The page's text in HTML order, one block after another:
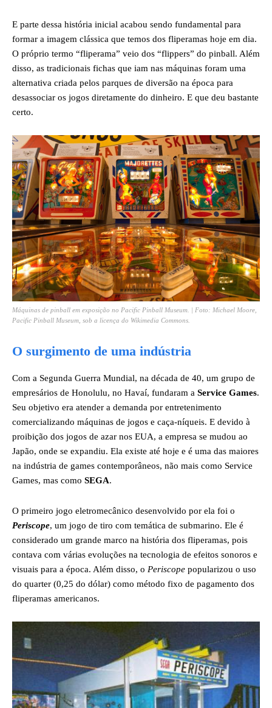
E parte dessa história inicial acabou sendo fundamental para
formar a imagem clássica que temos dos fliperamas hoje em dia.
O próprio termo “fliperama” veio dos “flippers” do pinball. Além
disso, as tradicionais fichas que iam nas máquinas foram uma
alternativa criada pelos parques de diversão na época para
desassociar os jogos diretamente do dinheiro. E que deu bastante
certo.
Máquinas de pinball em exposição no Pacific Pinball Museum. | Foto: Michael Moore,
Pacific Pinball Museum, sob a licença do Wikimedia Commons.
O surgimento de uma indústria
Com a Segunda Guerra Mundial, na década de 40, um grupo de
empresários de Honolulu, no Havaí, fundaram a Service Games.
Seu objetivo era atender a demanda por entretenimento
comercializando máquinas de jogos e caça-níqueis. E devido à
proibição dos jogos de azar nos EUA, a empresa se mudou ao
Japão, onde se expandiu. Ela existe até hoje e é uma das maiores
na indústria de games contemporâneos, não mais como Service
Games, mas como SEGA.
O primeiro jogo eletromecânico desenvolvido por ela foi o
Periscope, um jogo de tiro com temática de submarino. Ele é
considerado um grande marco na história dos fliperamas, pois
contava com várias evoluções na tecnologia de efeitos sonoros e
visuais para a época. Além disso, o Periscope popularizou o uso
do quarter (0,25 do dólar) como método fixo de pagamento dos
fliperamas americanos.